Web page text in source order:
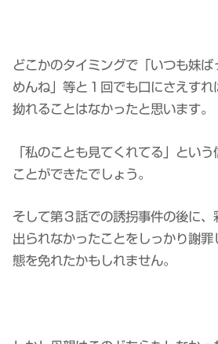
どこかのタイミングで「いつも妹
めんね」等と１回でも口にさえす
拗れることはなかったと思います。
「私のことも見てくれてる」とい
ことができたでしょう。
そして第３話での誘拐事件の後に、
出られなかったことをしっかり謝
態を免れたかもしれません。